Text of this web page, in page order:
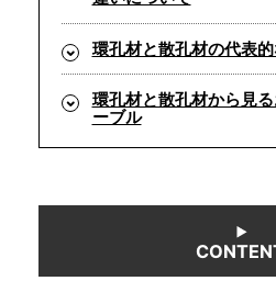
よくあるご質問
お問い合わせ
環孔材と散孔材の代表
環孔材と散孔材から見
ーブル